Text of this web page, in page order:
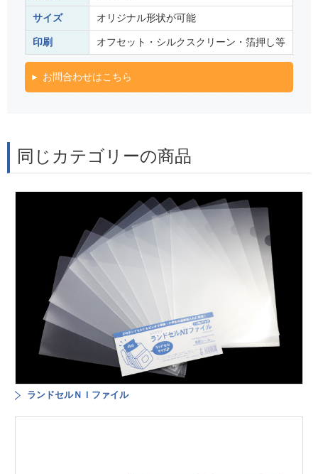
サイズ オリジナル形状が可能
印刷 オフセット・シルクスクリーン・箔押し等
お問合わせはこちら
同じカテゴリーの商品
ランドセルＮＩファイル